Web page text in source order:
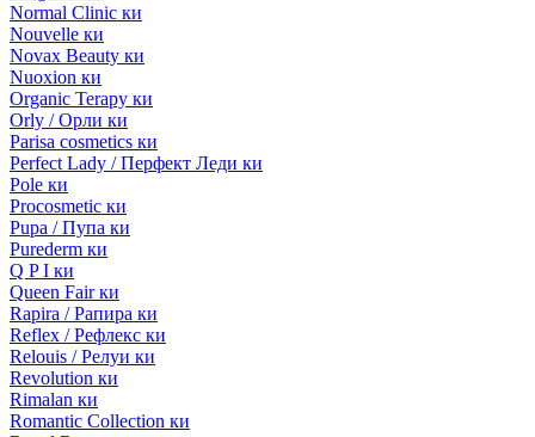
Normal Clinic ки
Nouvelle ки
Novax Beauty ки
Nuoxion ки
Organic Terapy ки
Orly / Орли ки
Parisa cosmetics ки
Perfect Lady / Перфект Леди ки
Pole ки
Procosmetic ки
Pupa / Пупа ки
Purederm ки
Q P I ки
Queen Fair ки
Rapira / Рапира ки
Reflex / Рефлекс ки
Relouis / Релуи ки
Revolution ки
Rimalan ки
Romantic Collection ки